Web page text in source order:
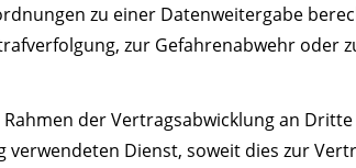
zu einer Datenweitergabe
zur Gefahrenabwehr oder
der Vertragsabwicklung an
Dienst, soweit dies zur